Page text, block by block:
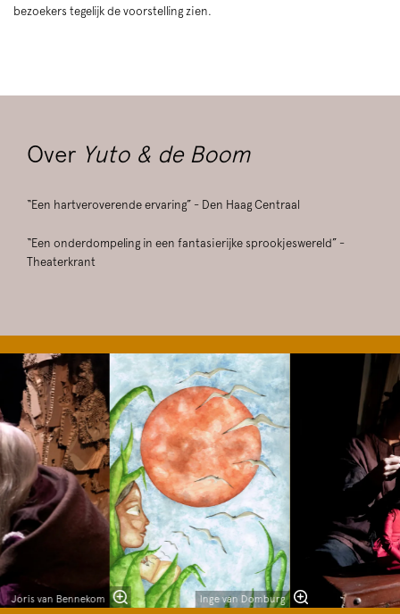
bezoekers tegelijk de voorstelling zien.
Over Yuto & de Boom
“Een hartveroverende ervaring” - Den Haag Centraal
“Een onderdompeling in een fantasierijke sprookjeswereld” -
Theaterkrant
Overslaan
Joris van Bennekom Inge van Domburg